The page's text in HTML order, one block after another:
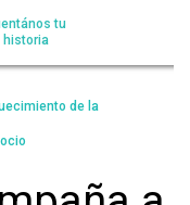
tu
historia
de la